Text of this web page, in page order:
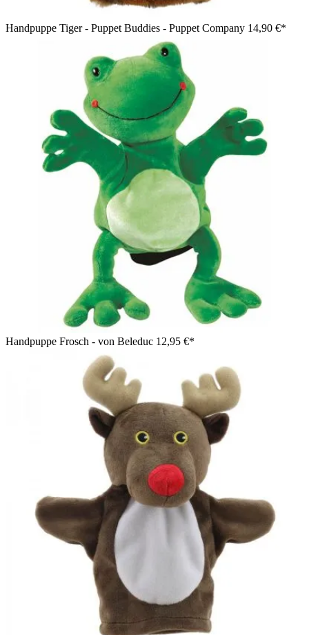
Handpuppe Tiger - Puppet Buddies - Puppet Company 14,90 €*
Handpuppe Frosch - von Beleduc 12,95 €*